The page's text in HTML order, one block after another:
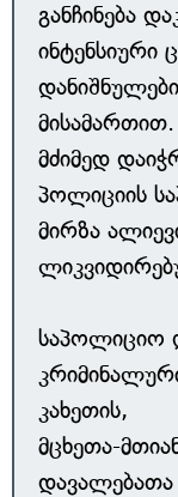
განჩინება
ინტენსიური
მძიმედ
პოლიციის
მირზა
საპოლიციო
კახეთის,
მცხეთა-
დავალებათა